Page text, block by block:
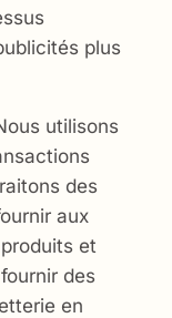
plus
utilisons
des
aux
et
des
en